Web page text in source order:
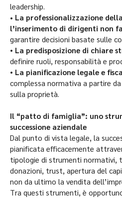
leadership.
• La professionalizzazione
l’inserimento di dirigenti non
garantire decisioni basate sulle
• La predisposizione di chiare
definire ruoli, responsabilità e
• La pianificazione legale e
complessa normativa a partire
sulla proprietà.
Il “patto di famiglia”: uno
successione aziendale
Dal punto di vista legale, la
pianificata efficacemente
tipologie di strumenti normativi,
donazioni, trust, apertura del
non da ultimo la vendita
Tra questi strumenti, è